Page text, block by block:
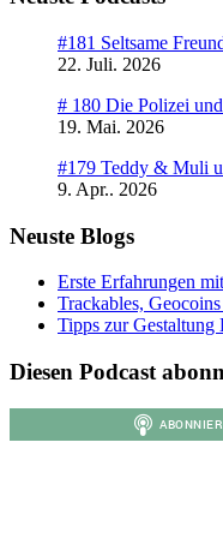
#181 Seltsame
22. Juli. 2026
# 180 Die Polizei
19. Mai. 2026
#179 Teddy & Muli
9. Apr.. 2026
Neuste Blogs
Erste Erfahrungen
Trackables,
Tipps zur Gestaltung
Diesen Podcast